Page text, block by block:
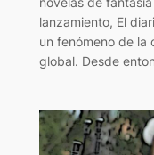
lanzamiento, El
un fenómeno de la
global. Desde